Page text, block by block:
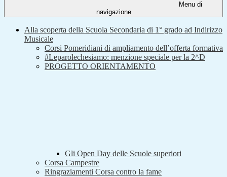
Menu di
navigazione
Alla scoperta della Scuola Secondaria di 1° grado ad Indirizzo
Musicale
Corsi Pomeridiani di ampliamento dell’offerta formativa
#Leparolechesiamo: menzione speciale per la 2^D
PROGETTO ORIENTAMENTO
Gli Open Day delle Scuole superiori
Corsa Campestre
Ringraziamenti Corsa contro la fame